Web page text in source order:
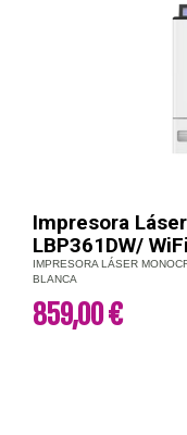
Impresora
LBP361DW/
IMPRESORA LÁSER
BLANCA
859,00 €